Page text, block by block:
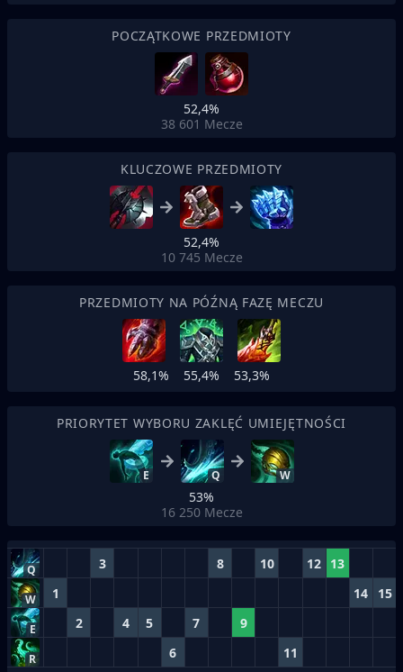
POCZĄTKOWE PRZEDMIOTY
52,4%
38 601 Mecze
KLUCZOWE PRZEDMIOTY
52,4%
10 745 Mecze
PRZEDMIOTY NA PÓŹNĄ FAZĘ MECZU
58,1% 55,4% 53,3%
PRIORYTET WYBORU ZAKLĘĆ UMIEJĘTNOŚCI
E Q W
53%
16 250 Mecze
Q 3 8 10 12 13
W 1 14 15
E 2 4 5 7 9
R 6 11